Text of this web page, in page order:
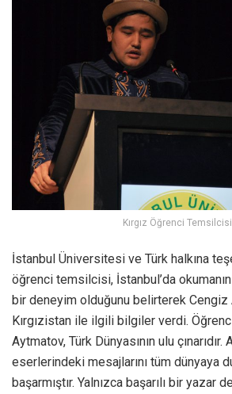
Kırgız Öğrenci Temsilcisi
İstanbul Üniversitesi ve Türk halkına
öğrenci temsilcisi, İstanbul’da
bir deneyim olduğunu belirterek Cengiz
Kırgızistan ile ilgili bilgiler verdi.
Aytmatov, Türk Dünyasının ulu çınarıdır.
eserlerindeki mesajlarını tüm dünyaya
başarmıştır. Yalnızca başarılı bir yazar